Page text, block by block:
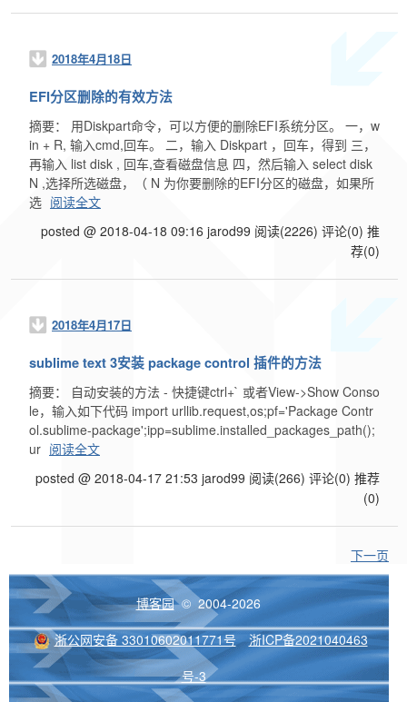
2018年4月18日
EFI分区删除的有效方法
摘要： 用Diskpart命令，可以方便的删除EFI系统分区。 一，w
in + R, 输入cmd,回车。 二，输入 Diskpart ，回车，得到 三，
再输入 list disk , 回车,查看磁盘信息 四，然后输入 select disk
N ,选择所选磁盘，（ N 为你要删除的EFI分区的磁盘，如果所
选 阅读全文
posted @ 2018-04-18 09:16 jarod99 阅读(2226) 评论(0) 推
荐(0)
2018年4月17日
sublime text 3安装 package control 插件的方法
摘要： 自动安装的方法 - 快捷键ctrl+` 或者View->Show Conso
le，输入如下代码 import urllib.request,os;pf='Package Contr
ol.sublime-package';ipp=sublime.installed_packages_path();
ur 阅读全文
posted @ 2018-04-17 21:53 jarod99 阅读(266) 评论(0) 推荐
(0)
下一页
博客园© 2004-2026
浙公网安备 33010602011771号
浙ICP备2021040463
号-3